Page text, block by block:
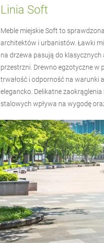
Linia Soft
Meble miejskie Soft to
architektów i urbanistów. Ławki
na drzewa pasują do
przestrzni. Drewno egzotyczne w
trwałość i odporność na warunki
elegancko. Delikatne
stalowych wpływa na wygodę